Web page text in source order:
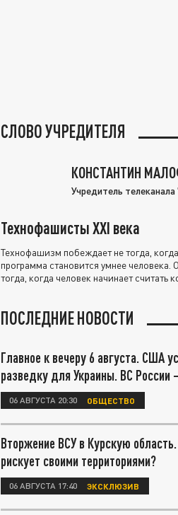
СЛОВО УЧРЕДИТЕЛЯ
КОНСТАНТИН
Учредитель
Технофашисты XXI века
Технофашизм побеждает не тогда,
программа становится умнее человека.
тогда, когда человек начинает считать
ПОСЛЕДНИЕ НОВОСТИ
Главное к вечеру 6 августа. США
разведку для Украины. ВС России
06 АВГУСТА 20:30 ОБЩЕСТВО
Вторжение ВСУ в Курскую
рискует своими территориями?
06 АВГУСТА 17:40 ЭКСКЛЮЗИВ